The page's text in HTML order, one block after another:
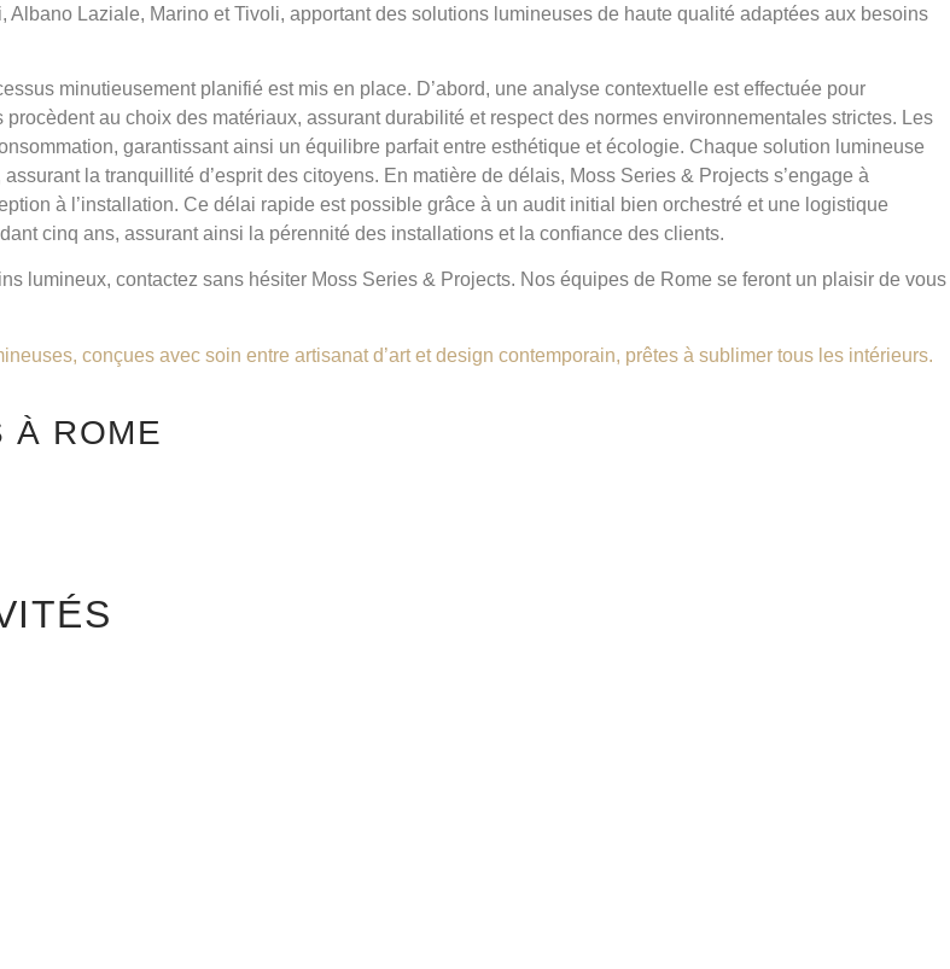
Laziale, Marino et Tivoli, apportant des solutions lumineuses de haute qualité adaptées aux besoins
minutieusement planifié est mis en place. D’abord, une analyse contextuelle est effectuée pour
au choix des matériaux, assurant durabilité et respect des normes environnementales strictes. Les
garantissant ainsi un équilibre parfait entre esthétique et écologie. Chaque solution lumineuse
la tranquillité d’esprit des citoyens. En matière de délais, Moss Series & Projects s’engage à
à l’installation. Ce délai rapide est possible grâce à un audit initial bien orchestré et une logistique
cinq ans, assurant ainsi la pérennité des installations et la confiance des clients.
lumineux, contactez sans hésiter Moss Series & Projects. Nos équipes de Rome se feront un plaisir de vous
conçues avec soin entre artisanat d’art et design contemporain, prêtes à sublimer tous les intérieurs.
À ROME